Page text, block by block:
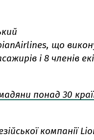
що
і 8 членів
понад 30
компанії